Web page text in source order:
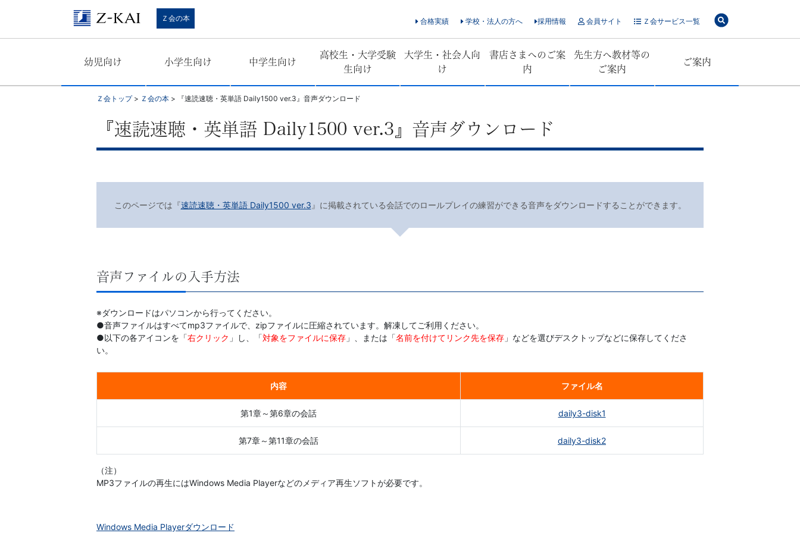
習
Ｚ会の本 合格実績 学校・法人の方へ 採用情報 会員サイト Ｚ会サービス一覧
幼児向け 小学生向け 中学生向け
高校生・大学受験
生向け
大学生・社会人向
け
書店さまへのご案
内
先生方へ教材等の
ご案内
ご案内
Ｚ会トップ> Ｚ会の本 > 『速読速聴・英単語 Daily1500 ver.3』音声ダウンロード
『速読速聴・英単語 Daily1500 ver.3』音声ダウンロード
このページでは『速読速聴・英単語 Daily1500 ver.3 』に掲載されている会話でのロールプレイの練習ができる音声をダウンロードすることができます。
音声ファイルの入手方法
※ダウンロードはパソコンから行ってください。
●音声ファイルはすべてmp3ファイルで、zipファイルに圧縮されています。解凍してご利用ください。
●以下の各アイコンを「右クリック 」し、「対象をファイルに保存 」、または「名前を付けてリンク先を保存 」などを選びデスクトップなどに保存してくださ
い。
内容 ファイル名
第1章～第6章の会話 daily3-disk1
第7章～第11章の会話 daily3-disk2
（注）
MP3ファイルの再生にはWindows Media Playerなどのメディア再生ソフトが必要です。
Windows Media Playerダウンロード